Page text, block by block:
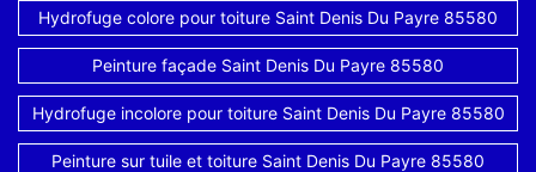
Hydrofuge colore pour toiture Saint Denis Du Payre 85580
Peinture façade Saint Denis Du Payre 85580
Hydrofuge incolore pour toiture Saint Denis Du Payre 85580
Peinture sur tuile et toiture Saint Denis Du Payre 85580